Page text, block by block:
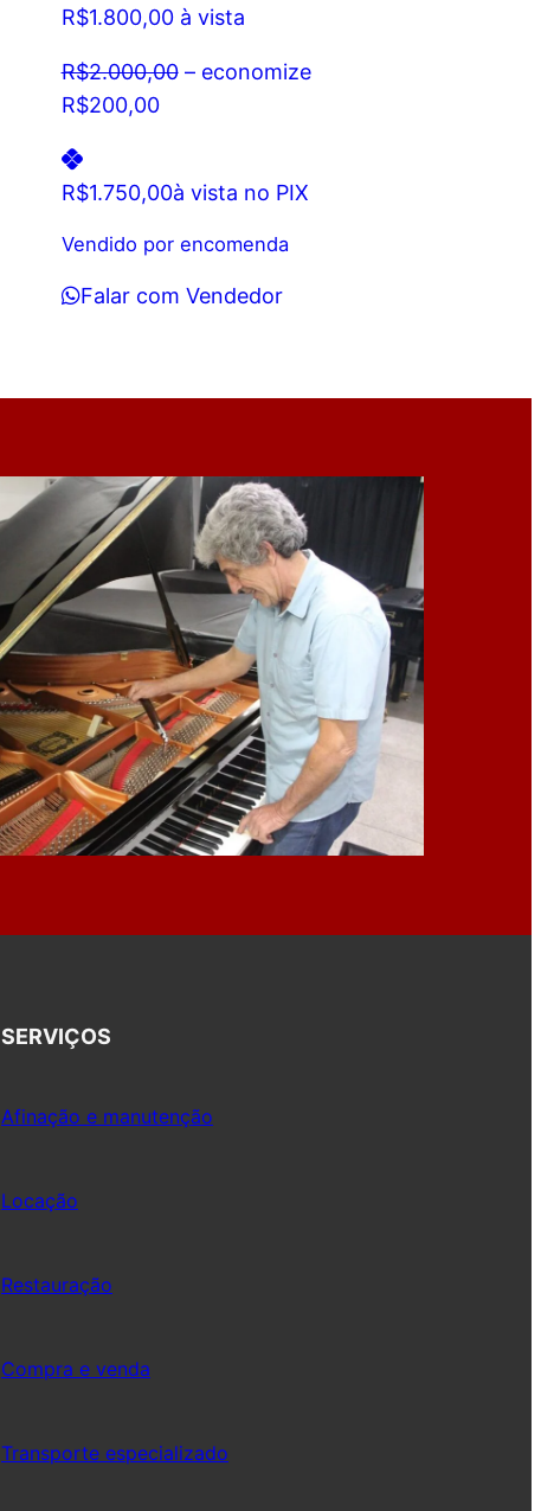
R$1.800,00à vista
R$2.000,00– economize
R$200,00
R$1.750,00à vista no PIX
Vendido por encomenda
Falar com Vendedor
SERVIÇOS
Afinação e manutenção
Locação
Restauração
Compra e venda
Transporte especializado